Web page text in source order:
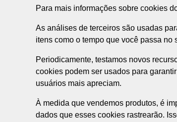
Para mais informações sobre cookies
As análises de terceiros são usadas
itens como o tempo que você passa
Periodicamente, testamos novos
cookies podem ser usados para
usuários mais apreciam.
À medida que vendemos produtos, é
dados que esses cookies rastrearão.